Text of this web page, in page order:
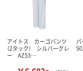
アイトス カーゴパンツ
（2タック） シルバーグレ
ー AZ53…